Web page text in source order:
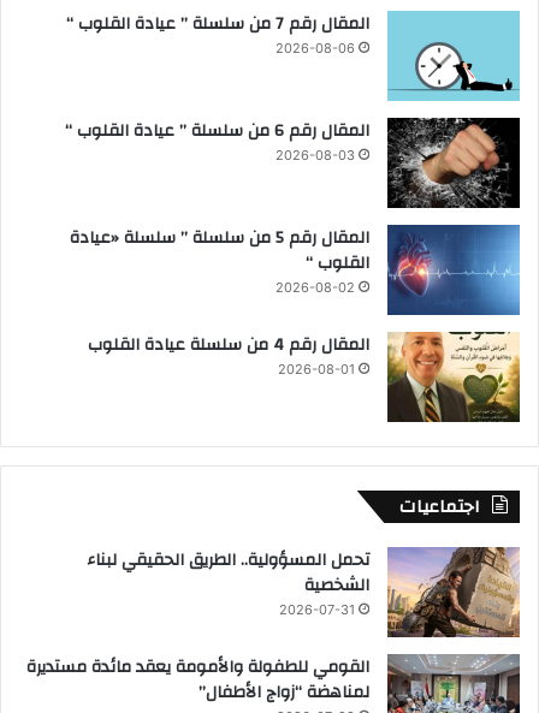
المقال رقم 7 من سلسلة ” عيادة القلوب “
2026-08-06
المقال رقم 6 من سلسلة ” عيادة القلوب “
2026-08-03
المقال رقم 5 من سلسلة ” سلسلة «عيادة
القلوب “
2026-08-02
المقال رقم 4 من سلسلة عيادة القلوب
2026-08-01
اجتماعيات
تحمل المسؤولية.. الطريق الحقيقي لبناء
الشخصية
2026-07-31
القومي للطفولة والأمومة يعقد مائدة مستديرة
لمناهضة “زواج الأطفال”